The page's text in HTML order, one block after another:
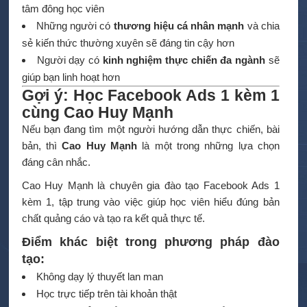
tâm đông học viên
Những người có thương hiệu cá nhân mạnh và chia
sẻ kiến thức thường xuyên sẽ đáng tin cậy hơn
Người dạy có kinh nghiệm thực chiến đa ngành sẽ
giúp bạn linh hoạt hơn
Gợi ý: Học Facebook Ads 1 kèm 1
cùng Cao Huy Mạnh
Nếu bạn đang tìm một người hướng dẫn thực chiến, bài
bản, thìCao Huy Mạnh là một trong những lựa chọn
đáng cân nhắc.
Cao Huy Mạnh là chuyên gia đào tạo Facebook Ads 1
kèm 1, tập trung vào việc giúp học viên hiểu đúng bản
chất quảng cáo và tạo ra kết quả thực tế.
Điểm khác biệt trong phương pháp đào
tạo:
Không dạy lý thuyết lan man
Học trực tiếp trên tài khoản thật